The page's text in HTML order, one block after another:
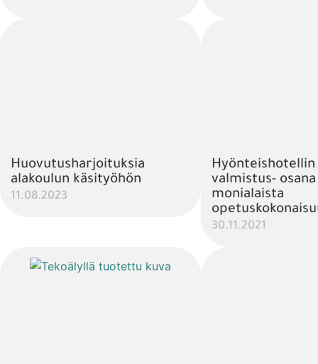
Huovutusharjoituksia
alakoulun käsityöhön
11.08.2023
Hyönteishotellin
valmistus- osana
monialaista
30.11.2021